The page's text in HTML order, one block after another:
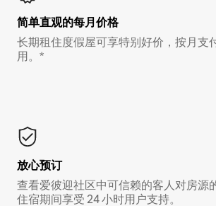
简单直观的每月价格
长期租住度假屋可享特别好价，按月支
用。*
放心预订
查看爱彼迎社区中可信赖的客人对房源
住宿期间享受 24 小时用户支持。